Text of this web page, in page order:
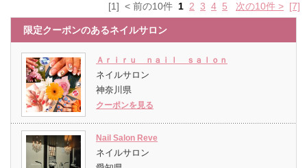
[1] < 前の10件 1 2 3 4 5 次の10件 > [7]
限定クーポンのあるネイルサロン
Ａｒｉｒｕ ｎａｉｌ ｓａｌｏｎ
ネイルサロン
神奈川県
クーポンを見る
Nail Salon Reve
ネイルサロン